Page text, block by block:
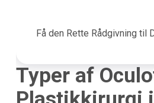
Få den Rette Rådgivning til
Typer af